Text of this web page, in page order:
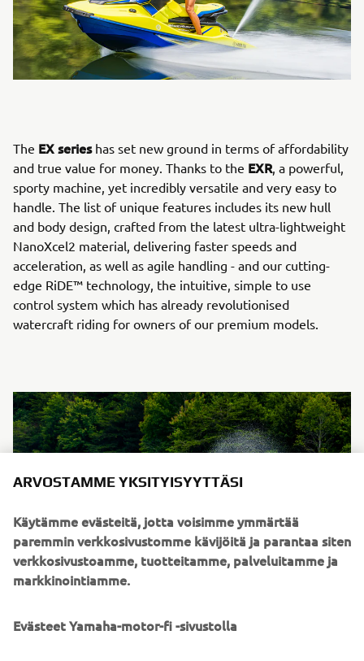
The EX serieshas set new ground in terms of affordability
and true value for money. Thanks to the EXR, a powerful,
sporty machine, yet incredibly versatile and very easy to
handle. The list of unique features includes its new hull
and body design, crafted from the latest ultra-lightweight
NanoXcel2 material, delivering faster speeds and
acceleration, as well as agile handling - and our cutting-
edge RiDE™ technology, the intuitive, simple to use
control system which has already revolutionised
watercraft riding for owners of our premium models.
paremmin verkkosivustomme kävijöitä ja parantaa siten
verkkosivustoamme, tuotteitamme, palveluitamme ja
markkinointiamme.